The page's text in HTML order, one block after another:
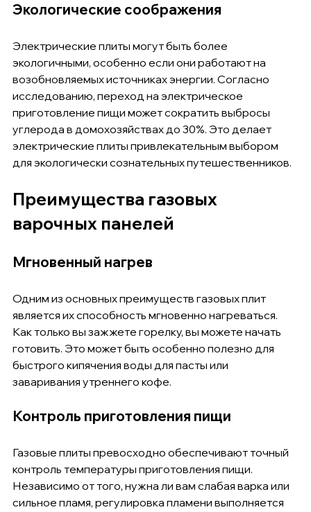
Экологические соображения
Электрические плиты могут быть более
экологичными, особенно если они работают на
возобновляемых источниках энергии. Согласно
исследованию, переход на электрическое
приготовление пищи может сократить выбросы
углерода в домохозяйствах до 30%. Это делает
электрические плиты привлекательным выбором
для экологически сознательных путешественников.
Преимущества газовых
варочных панелей
Мгновенный нагрев
Одним из основных преимуществ газовых плит
является их способность мгновенно нагреваться.
Как только вы зажжете горелку, вы можете начать
готовить. Это может быть особенно полезно для
быстрого кипячения воды для пасты или
заваривания утреннего кофе.
Контроль приготовления пищи
Газовые плиты превосходно обеспечивают точный
контроль температуры приготовления пищи.
Независимо от того, нужна ли вам слабая варка или
сильное пламя, регулировка пламени выполняется